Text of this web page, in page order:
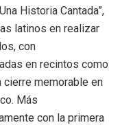
Historia Cantada”,
latinos en realizar
con
en recintos como
cierre memorable en
Más
con la primera